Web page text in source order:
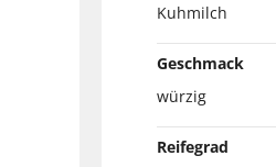
Kuhmilch
Geschmack
würzig
Reifegrad